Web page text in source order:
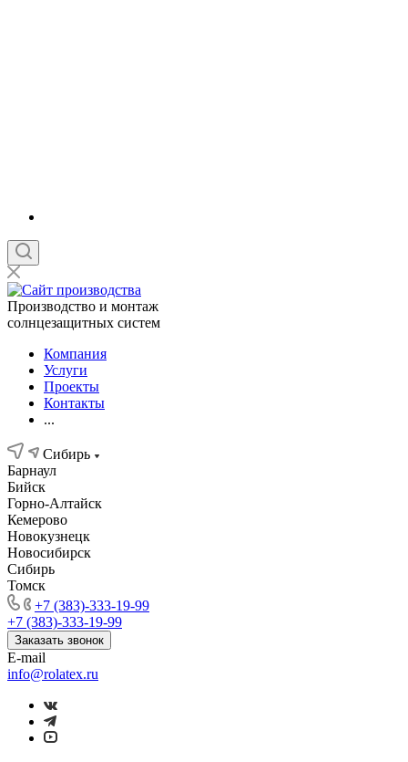
Производство и монтаж
солнцезащитных систем
Компания
Услуги
Проекты
Контакты
...
Сибирь
Барнаул
Бийск
Горно-Алтайск
Кемерово
Новокузнецк
Новосибирск
Сибирь
Томск
+7 (383)-333-19-99
+7 (383)-333-19-99
Заказать звонок
E-mail
info@rolatex.ru